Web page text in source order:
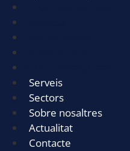
Serveis
Sectors
Sobre nosaltres
Actualitat
Contacte